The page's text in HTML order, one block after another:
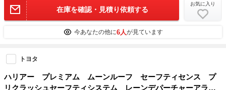
在庫を確認・見積り依頼する
お気に入り
今あなたの他に6人が見ています
トヨタ
ハリアー プレミアム ムーンルーフ セーフティセンス プ
リクラッシュセーフティシステム レーンデパーチャーアラー